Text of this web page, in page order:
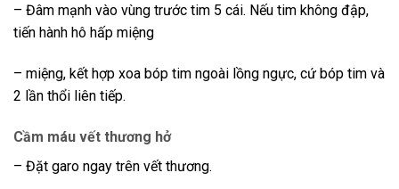
– Đâm mạnh vào vùng trước tim 5 cái. Nếu tim không đập,
tiến hành hô hấp miệng
– miệng, kết hợp xoa bóp tim ngoài lồng ngực, cứ bóp tim và
2 lần thổi liên tiếp.
Cầm máu vết thương hở
– Đặt garo ngay trên vết thương.